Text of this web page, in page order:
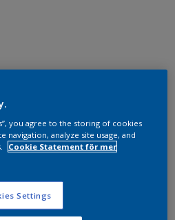
you agree to the storing of cookies
navigation, analyze site usage, and
Cookie Statement för mer
Settings